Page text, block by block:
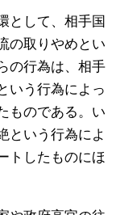
として、相手国
の取りやめとい
の行為は、相手
いう行為によっ
ものである。い
という行為によ
トしたものにほ